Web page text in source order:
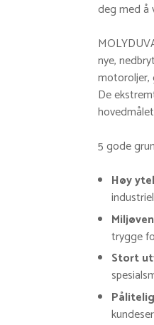
deg med å
nye,
motoroljer,
De
5 gode
Høy
trygge
Stort